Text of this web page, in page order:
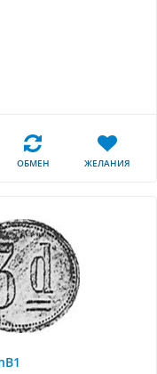
ОБМЕН ЖЕЛАНИЯ